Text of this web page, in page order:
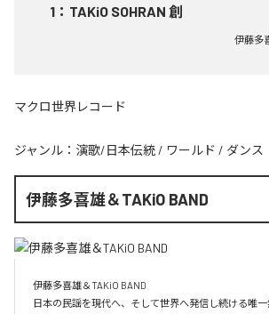
1 ： TAKiO SOHRAN 創
伊藤多
マクロ世界レコード
ジャンル： 演歌/日本伝統 / ワールド / ダンス
伊藤多喜雄＆TAKiO BAND
伊藤多喜雄＆TAKiO BAND
日本の民謡を現代へ、そして世界へ発信し続ける唯